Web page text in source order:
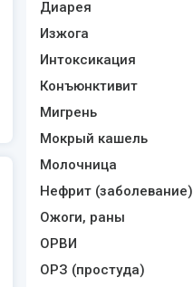
Диарея
Изжога
Интоксикация
Конъюнктивит
Мигрень
Мокрый кашель
Молочница
Нефрит (заболевание)
Ожоги, раны
ОРВИ
ОРЗ (простуда)